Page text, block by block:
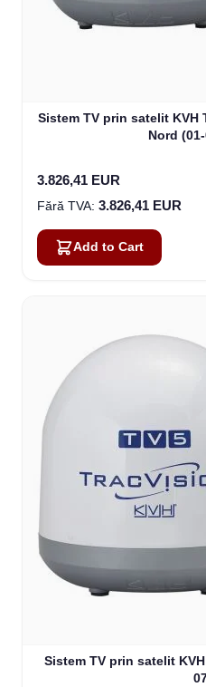
Sistem TV prin satelit KVH
Nord
3.826,41 EUR
3.826,41 EUR
Add to Cart
Sistem TV prin satelit